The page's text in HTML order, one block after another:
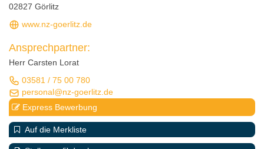
02827 Görlitz
www.nz-goerlitz.de
Ansprechpartner:
Herr Carsten Lorat
03581 / 75 00 780
personal@nz-goerlitz.de
Express Bewerbung
Auf die Merkliste